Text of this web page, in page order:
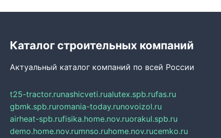
Каталог строительных компаний
Актуальный каталог компаний по всей России
t25-tractor.runashicveti.rualutex.spb.rufas.ru
gbmk.spb.ruromania-today.runovoizol.ru
airheat-spb.rufisika.home.nov.ruorakul.spb.ru
demo.home.nov.rumnso.ruhome.nov.rucemko.ru